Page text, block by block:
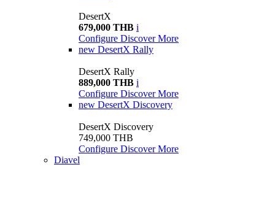
DesertX
679,000 THB i
Configure Discover More
new DesertX Rally
DesertX Rally
889,000 THB i
Configure Discover More
new DesertX Discovery
DesertX Discovery
749,000 THB
Configure Discover More
Diavel